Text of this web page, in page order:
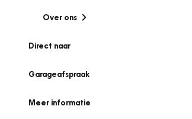
Over ons
Direct naar
Garageafspraak
Meer informatie